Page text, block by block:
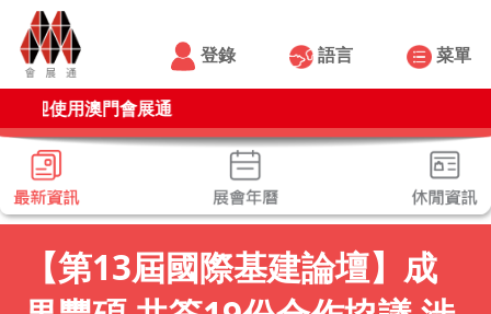
登錄 語言 菜單
澳門會展通
【第13屆國際基建論壇】成